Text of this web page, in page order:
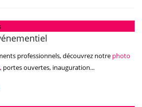
professionnels, découvrez notre photo
, portes ouvertes, inauguration...